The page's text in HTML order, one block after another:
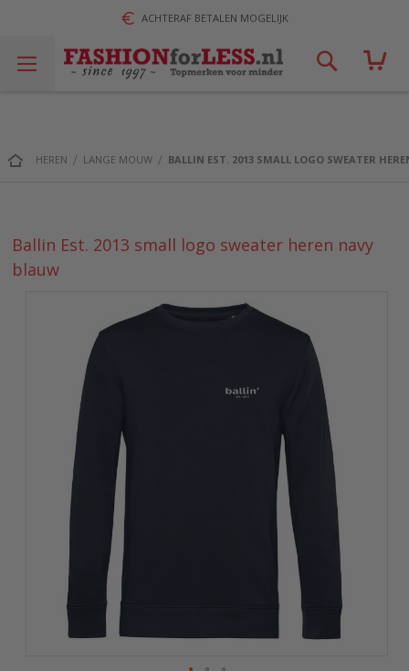
ACHTERAF BETALEN MOGELIJK
HEREN LANGE MOUW BALLIN EST. 2013 SMALL LOGO SWEATER
Ballin Est. 2013 small logo sweater heren navy
blauw
afbeeldingen-